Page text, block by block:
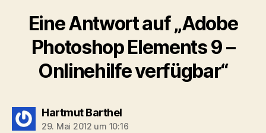
Eine Antwort auf „Adobe
Photoshop Elements 9 –
Onlinehilfe verfügbar“
Hartmut Barthelsagt:
29. Mai 2012 um 10:16